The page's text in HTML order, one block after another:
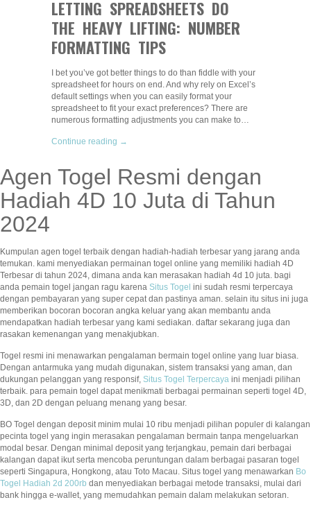
LETTING SPREADSHEETS DO
THE HEAVY LIFTING: NUMBER
FORMATTING TIPS
I bet you’ve got better things to do than fiddle with your
spreadsheet for hours on end. And why rely on Excel’s
default settings when you can easily format your
spreadsheet to fit your exact preferences? There are
numerous formatting adjustments you can make to…
Continue reading →
Agen Togel Resmi dengan
Hadiah 4D 10 Juta di Tahun
2024
Kumpulan agen togel terbaik dengan hadiah-hadiah terbesar yang jarang anda
temukan. kami menyediakan permainan togel online yang memiliki hadiah 4D
Terbesar di tahun 2024, dimana anda kan merasakan hadiah 4d 10 juta. bagi
anda pemain togel jangan ragu karena Situs Togel ini sudah resmi terpercaya
dengan pembayaran yang super cepat dan pastinya aman. selain itu situs ini juga
memberikan bocoran bocoran angka keluar yang akan membantu anda
mendapatkan hadiah terbesar yang kami sediakan. daftar sekarang juga dan
rasakan kemenangan yang menakjubkan.
Togel resmi ini menawarkan pengalaman bermain togel online yang luar biasa.
Dengan antarmuka yang mudah digunakan, sistem transaksi yang aman, dan
dukungan pelanggan yang responsif, Situs Togel Terpercaya ini menjadi pilihan
terbaik. para pemain togel dapat menikmati berbagai permainan seperti togel 4D,
3D, dan 2D dengan peluang menang yang besar.
BO Togel dengan deposit minim mulai 10 ribu menjadi pilihan populer di kalangan
pecinta togel yang ingin merasakan pengalaman bermain tanpa mengeluarkan
modal besar. Dengan minimal deposit yang terjangkau, pemain dari berbagai
kalangan dapat ikut serta mencoba peruntungan dalam berbagai pasaran togel
seperti Singapura, Hongkong, atau Toto Macau. Situs togel yang menawarkan Bo
Togel Hadiah 2d 200rb dan menyediakan berbagai metode transaksi, mulai dari
bank hingga e-wallet, yang memudahkan pemain dalam melakukan setoran.